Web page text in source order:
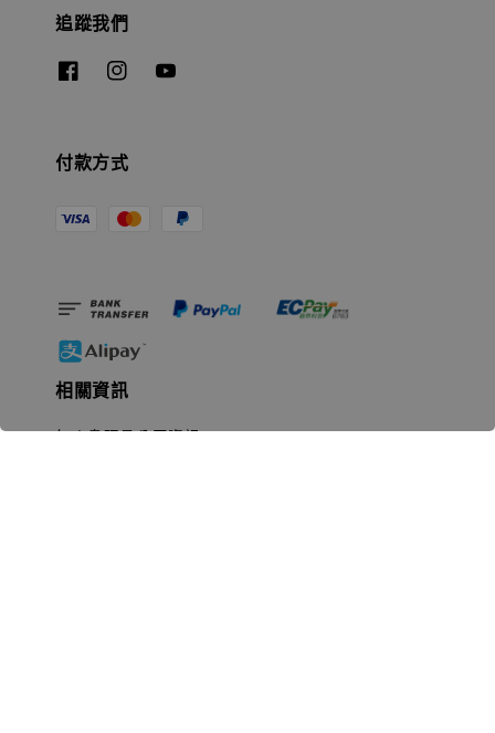
追蹤我們
付款方式
相關資訊
無人島玩具公司資訊